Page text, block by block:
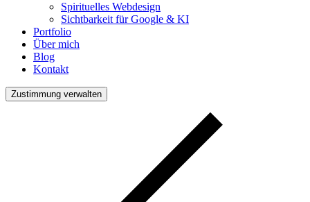
Spirituelles Webdesign
Sichtbarkeit für Google & KI
Portfolio
Über mich
Blog
Kontakt
Zustimmung verwalten